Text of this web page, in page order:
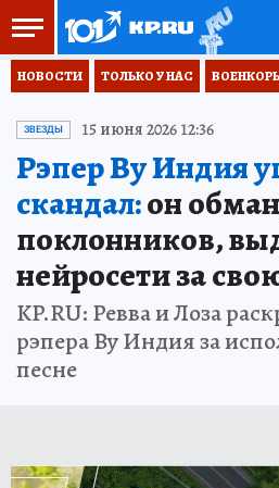
НОВОСТИ ТОЛЬКО У НАС
ЗВЕЗДЫ 15 июня 2026 12:36
Рэпер By Индия
скандал:он
поклонников,
нейросети за
KP.RU: Ревва и Лоза
рэпера By Индия за
песне